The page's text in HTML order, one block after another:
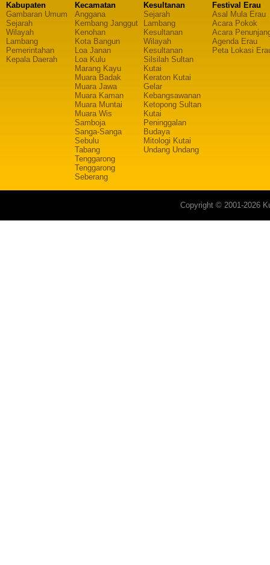
Kabupaten
Gambaran Umum
Sejarah
Wilayah
Lambang
Pemerintahan
Kepala Daerah
Kecamatan
Anggana
Kembang Janggut
Kenohan
Kota Bangun
Loa Janan
Loa Kulu
Marang Kayu
Muara Badak
Muara Jawa
Muara Kaman
Muara Muntai
Muara Wis
Samboja
Sanga-Sanga
Sebulu
Tabang
Tenggarong
Tenggarong
Seberang
Kesultanan
Sejarah
Lambang
Kesultanan
Wilayah
Kesultanan
Silsilah Sultan
Kutai
Keraton Kutai
Gelar
Kebangsawanan
Ketopong Sultan
Kutai
Peninggalan
Budaya
Mitologi Kutai
Undang Undang
Festival Erau
Asal Mula Erau
Acara Pokok
Acara
Agenda Erau
Peta Lokasi
Copyright © 2001-2026